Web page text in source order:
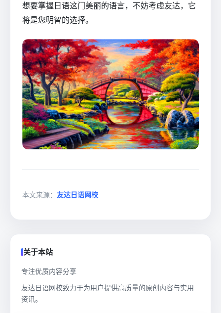
想要掌握日语这门美丽的语言，不妨考虑友达，它
将是您明智的选择。
本文来源： 友达日语网校
关于本站
专注优质内容分享
友达日语网校致力于为用户提供高质量的原创内容与实用
资讯。